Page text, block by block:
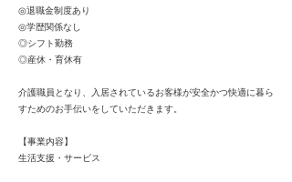
◎退職金制度あり
◎学歴関係なし
◎シフト勤務
◎産休・育休有
介護職員となり、入居されているお客様が安全かつ快適に暮ら
すためのお手伝いをしていただきます。
【事業内容】
生活支援・サービス